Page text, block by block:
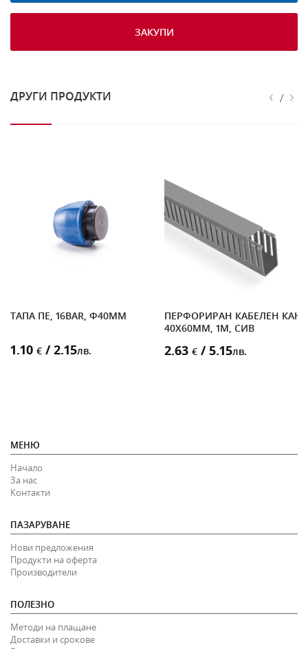
ЗАКУПИ
ДРУГИ ПРОДУКТИ ‹ / ›
ТАПА ПЕ, 16BAR, Ф40MM
1.10 € / 2.15лв.
ПЕРФОРИРАН КАБЕЛЕН
40X60MM, 1M, СИВ
2.63 € / 5.15лв.
МЕНЮ
Начало
За нас
Контакти
ПАЗАРУВАНЕ
Нови предложения
Продукти на оферта
Производители
ПОЛЕЗНО
Методи на плащане
Доставки и срокове